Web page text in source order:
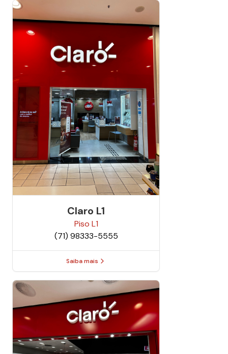
Claro L1
Piso L1
(71) 98333-5555
Saiba mais